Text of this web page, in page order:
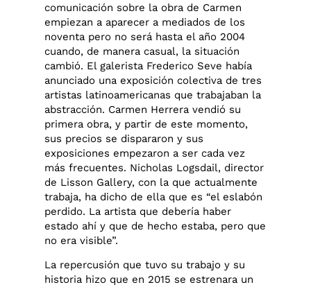
comunicación sobre la obra de Carmen
empiezan a aparecer a mediados de los
noventa pero no será hasta el año 2004
cuando, de manera casual, la situación
cambió. El galerista Frederico Seve había
anunciado una exposición colectiva de tres
artistas latinoamericanas que trabajaban la
abstracción. Carmen Herrera vendió su
primera obra, y partir de este momento,
sus precios se dispararon y sus
exposiciones empezaron a ser cada vez
más frecuentes. Nicholas Logsdail, director
de Lisson Gallery, con la que actualmente
trabaja, ha dicho de ella que es “el eslabón
perdido. La artista que debería haber
estado ahí y que de hecho estaba, pero que
no era visible”.
La repercusión que tuvo su trabajo y su
historia hizo que en 2015 se estrenara un